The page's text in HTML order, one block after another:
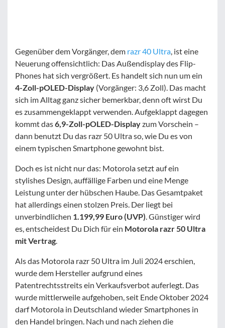
Gegenüber dem Vorgänger, dem razr 40 Ultra, ist eine
Neuerung offensichtlich: Das Außendisplay des Flip-
Phones hat sich vergrößert. Es handelt sich nun um ein
4-Zoll-pOLED-Display (Vorgänger: 3,6 Zoll). Das macht
sich im Alltag ganz sicher bemerkbar, denn oft wirst Du
es zusammengeklappt verwenden. Aufgeklappt dagegen
kommt das6,9-Zoll-pOLED-Displayzum Vorschein –
dann benutzt Du das razr 50 Ultra so, wie Du es von
einem typischen Smartphone gewohnt bist.
Doch es ist nicht nur das: Motorola setzt auf ein
stylishes Design, auffällige Farben und eine Menge
Leistung unter der hübschen Haube. Das Gesamtpaket
hat allerdings einen stolzen Preis. Der liegt bei
unverbindlichen 1.199,99 Euro (UVP). Günstiger wird
es, entscheidest Du Dich für ein Motorola razr 50 Ultra
mit Vertrag.
Als das Motorola razr 50 Ultra im Juli 2024 erschien,
wurde dem Hersteller aufgrund eines
Patentrechtsstreits ein Verkaufsverbot auferlegt. Das
wurde mittlerweile aufgehoben, seit Ende Oktober 2024
darf Motorola in Deutschland wieder Smartphones in
den Handel bringen. Nach und nach ziehen die